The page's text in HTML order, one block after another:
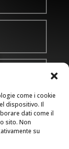
come i cookie
dispositivo. Il
dati come il
sito. Non
su